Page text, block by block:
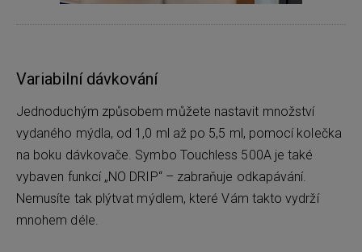
Variabilní dávkování
Jednoduchým způsobem můžete nastavit množství
vydaného mýdla, od 1,0 ml až po 5,5 ml, pomocí kolečka
na boku dávkovače. Symbo Touchless 500A je také
vybaven funkcí „NO DRIP“ – zabraňuje odkapávání.
Nemusíte tak plýtvat mýdlem, které Vám takto vydrží
mnohem déle.